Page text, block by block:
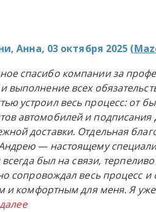
Анна, 03 октября 2025 (
спасибо компании за
выполнение всех
устроил весь процесс: от
автомобилей и подписания
доставки. Отдельная
— настоящему
был на связи,
сопровождал весь процесс и
и комфортным для меня. Я